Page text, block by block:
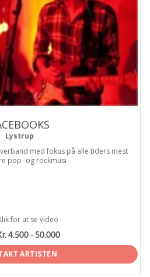
Lystrup
med fokus på alle tiders mest
pop- og rockmusi
for at se video
4.500 - 50.000
ARTISTEN